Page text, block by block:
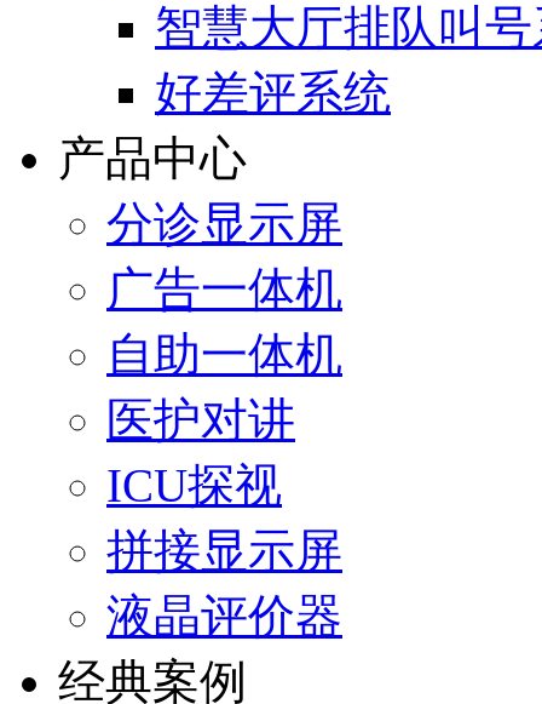
智慧大厅排队叫
好差评系统
产品中心
分诊显示屏
广告一体机
自助一体机
医护对讲
ICU探视
拼接显示屏
液晶评价器
经典案例